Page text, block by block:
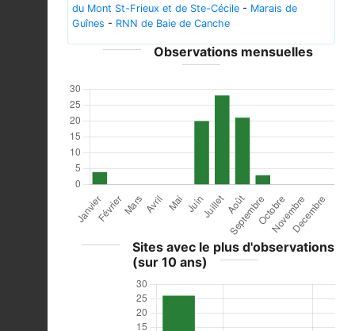
du Mont St-Frieux et de Ste-Cécile - Marais de
Guînes - RNN de Baie de Canche
Observations mensuelles
Sites avec le plus d'observations
(sur 10 ans)